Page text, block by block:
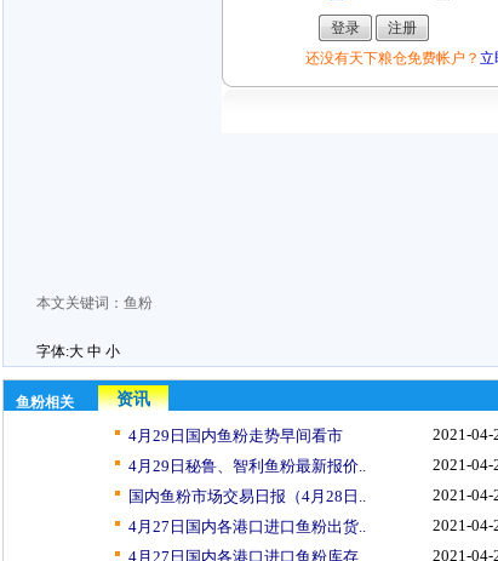
还没有天下粮仓免费帐户？ 立
本文关键词： 鱼粉
字体:大 中 小
鱼粉相关
资讯
4月29日国内鱼粉走势早间看市
2021-04-
4月29日秘鲁、智利鱼粉最新报价..
2021-04-
国内鱼粉市场交易日报（4月28日..
2021-04-
4月27日国内各港口进口鱼粉出货..
2021-04-
4月27日国内各港口进口鱼粉库存..
2021-04-